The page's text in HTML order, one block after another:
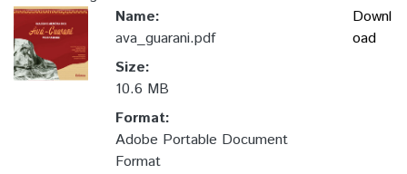
Name:
ava_guarani.pdf
Size:
10.6 MB
Format:
Adobe Portable Document
Format
Downl
oad